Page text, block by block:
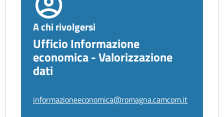
A chi rivolgersi
Ufficio Informazione
economica - Valorizzazione
dati
informazioneeconomica@romagna.camcom.it